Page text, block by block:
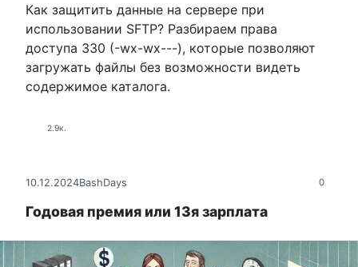
Как защитить данные на сервере при
использовании SFTP? Разбираем права
доступа 330 (-wx-wx---), которые позволяют
загружать файлы без возможности видеть
содержимое каталога.
2.9к.
0
10.12.2024BashDays
Годовая премия или 13я зарплата